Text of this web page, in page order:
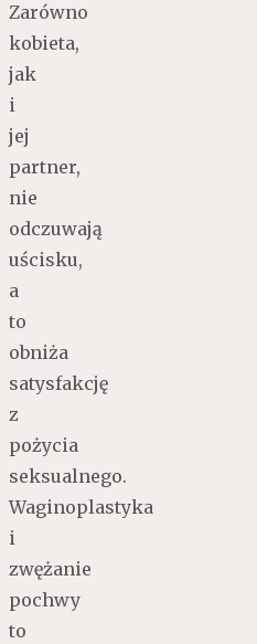
Zarówno
kobieta,
jak
i
jej
partner,
nie
odczuwają
uścisku,
a
to
obniża
satysfakcję
z
pożycia
seksualnego.
Waginoplastyka
i
zwężanie
pochwy
to